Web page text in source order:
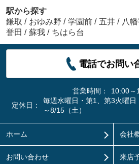
駅から探す
鎌取 / おゆみ野 / 学園前 / 五井 / 八
誉田 / 蘇我 / ちはら台
電話でお問い
営業時間：
10:00～
定休日：
毎週水曜日・第1、第3火曜
～8/15（土）
ホーム 会社
お問い合わせ 来店